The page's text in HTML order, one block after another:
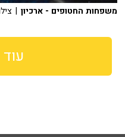
משפחות החטופים - ארכיון |